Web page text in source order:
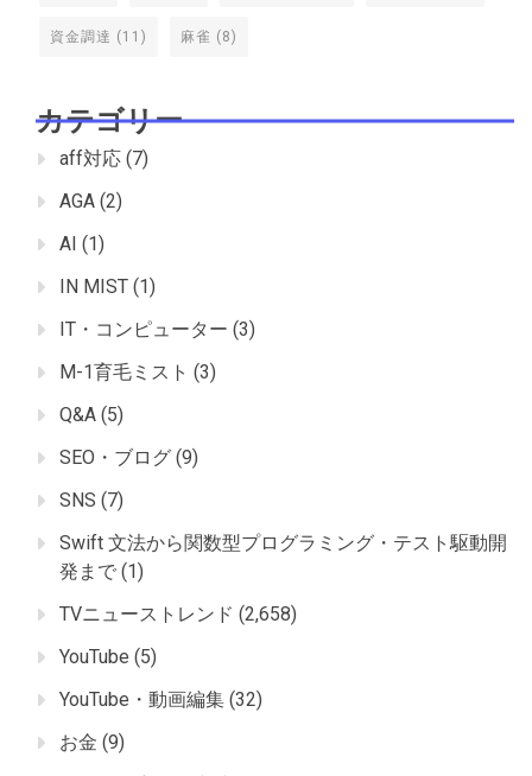
資金調達 (11) 麻雀 (8)
カテゴリー
aff対応 (7)
AGA (2)
AI (1)
IN MIST (1)
IT・コンピューター (3)
M-1育毛ミスト (3)
Q&A (5)
SEO・ブログ (9)
SNS (7)
Swift 文法から関数型プログラミング・テスト駆動開
発まで (1)
TVニューストレンド (2,658)
YouTube (5)
YouTube・動画編集 (32)
お金 (9)